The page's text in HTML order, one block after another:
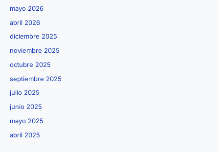
mayo 2026
abril 2026
diciembre 2025
noviembre 2025
octubre 2025
septiembre 2025
julio 2025
junio 2025
mayo 2025
abril 2025